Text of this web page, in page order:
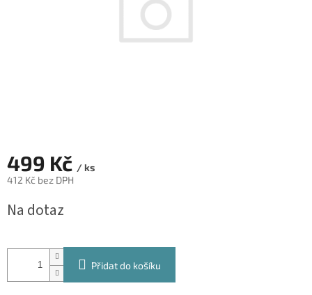
499 Kč / ks
412 Kč bez DPH
cena:
Na dotaz
Přidat do košíku